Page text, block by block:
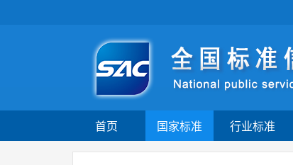
首页 国家标准 行业标准